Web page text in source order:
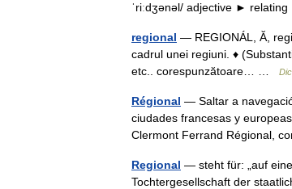
ˈriːdʒənəl/ adjective ►
regional — REGIONÁL, Ă,
cadrul unei regiuni. ♦
etc.. corespunzătoare… …
Régional — Saltar a
ciudades francesas y
Clermont Ferrand Régional,
Regional — steht für: „auf
Tochtergesellschaft der